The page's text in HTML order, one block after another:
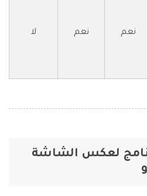
نعم نعم لا
برنامج لعكس الشاشة